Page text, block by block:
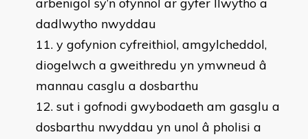
dadlwytho nwyddau
y gofynion cyfreithiol, amgylcheddol,
diogelwch a gweithredu yn ymwneud â
mannau casglu a dosbarthu
sut i gofnodi gwybodaeth am gasglu a
dosbarthu nwyddau yn unol â pholisi a